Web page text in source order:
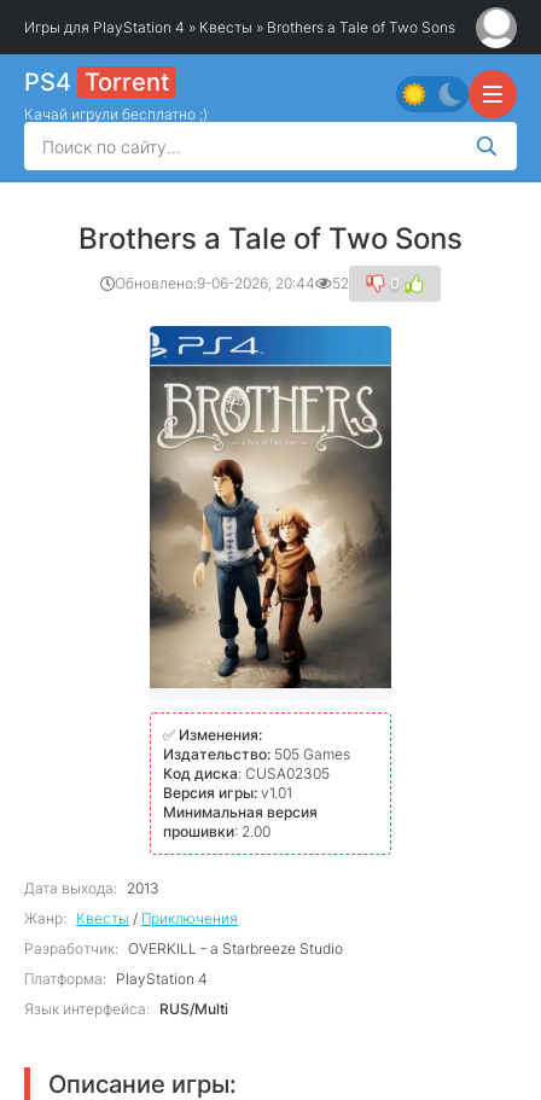
Игры для PlayStation 4 » Квесты » Brothers a Tale of Two Sons
PS4 Torrent
Качай игрули бесплатно ;)
Brothers a Tale of Two Sons
Обновлено:9-06-2026, 20:44 52 0
✅ Изменения:
Издательство: 505 Games
Код диска: CUSA02305
Версия игры: v1.01
Минимальная версия
прошивки: 2.00
Дата выхода:
2013
Жанр:
Квесты / Приключения
Разработчик: OVERKILL - a Starbreeze Studio
Платформа:
PlayStation 4
Язык интерфейса:
RUS/Multi
Описание игры: